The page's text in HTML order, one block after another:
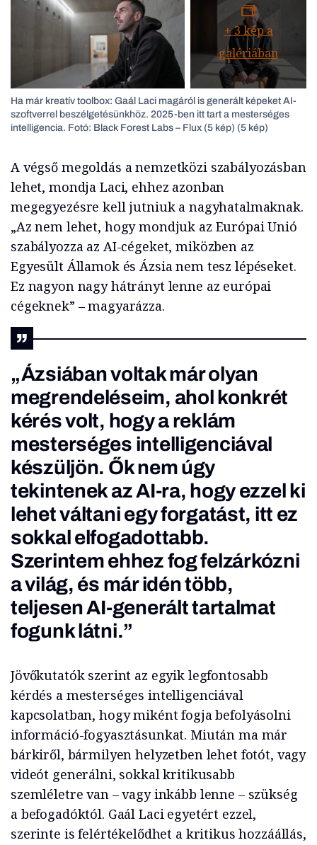
+3 kép a
galériában
Ha már kreatív toolbox: Gaál Laci magáról is generált képeket AI-
szoftverrel beszélgetésünkhöz. 2025-ben itt tart a mesterséges
intelligencia. Fotó: Black Forest Labs – Flux (5 kép) (5 kép)
A végső megoldás a nemzetközi szabályozásban
lehet, mondja Laci, ehhez azonban
megegyezésre kell jutniuk a nagyhatalmaknak.
„Az nem lehet, hogy mondjuk az Európai Unió
szabályozza az AI-cégeket, miközben az
Egyesült Államok és Ázsia nem tesz lépéseket.
Ez nagyon nagy hátrányt lenne az európai
cégeknek” – magyarázza.
„Ázsiában voltak már olyan
megrendeléseim, ahol konkrét
kérés volt, hogy a reklám
mesterséges intelligenciával
készüljön. Ők nem úgy
tekintenek az AI-ra, hogy ezzel ki
lehet váltani egy forgatást, itt ez
sokkal elfogadottabb.
Szerintem ehhez fog felzárkózni
a világ, és már idén több,
teljesen AI-generált tartalmat
fogunk látni.”
Jövőkutatók szerint az egyik legfontosabb
kérdés a mesterséges intelligenciával
kapcsolatban, hogy miként fogja befolyásolni
információ-fogyasztásunkat. Miután ma már
bárkiről, bármilyen helyzetben lehet fotót, vagy
videót generálni, sokkal kritikusabb
szemléletre van – vagy inkább lenne – szükség
a befogadóktól. Gaál Laci egyetért ezzel,
szerinte is felértékelődhet a kritikus hozzáállás,